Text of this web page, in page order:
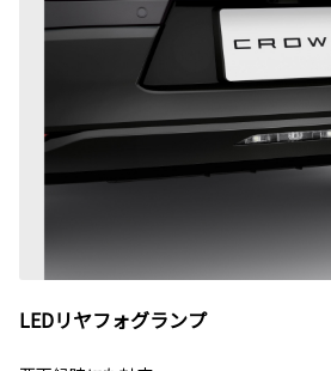
LEDリヤフォグランプ